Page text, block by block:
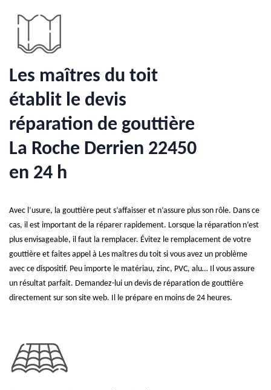
Les maîtres du toit
établit le devis
réparation de gouttière
La Roche Derrien 22450
en 24 h
Avec l’usure, la gouttière peut s’affaisser et n’assure plus son rôle. Dans ce
cas, il est important de la réparer rapidement. Lorsque la réparation n’est
plus envisageable, il faut la remplacer. Évitez le remplacement de votre
gouttière et faites appel à Les maîtres du toit si vous avez un problème
avec ce dispositif. Peu importe le matériau, zinc, PVC, alu… Il vous assure
un résultat parfait. Demandez-lui un devis de réparation de gouttière
directement sur son site web. Il le prépare en moins de 24 heures.